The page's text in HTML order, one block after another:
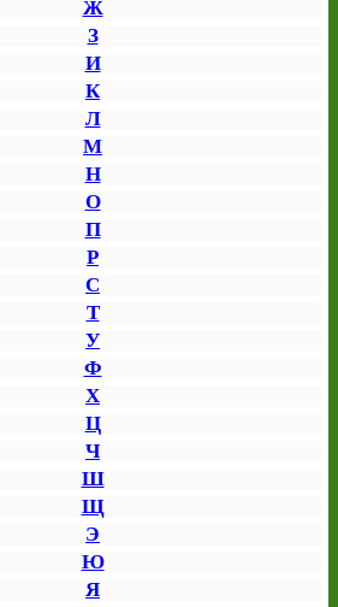
Ж
З
И
К
Л
М
Н
О
П
Р
С
Т
У
Ф
Х
Ц
Ч
Ш
Щ
Э
Ю
Я